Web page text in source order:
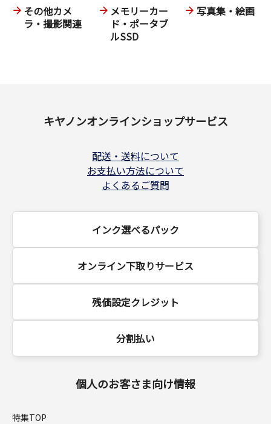
その他カメ
ラ・撮影関連
メモリーカー
ド・ポータブ
ルSSD
写真集・絵画
キヤノンオンラインショップサービス
配送・送料について
お支払い方法について
よくあるご質問
インク選べるパック
オンライン下取りサービス
残価設定クレジット
分割払い
個人のお客さま向け情報
特集TOP